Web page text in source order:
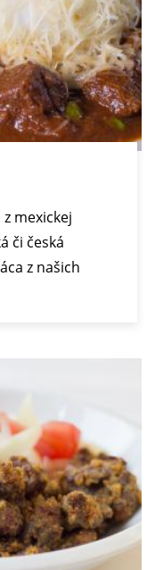
mexickej
či česká
z našich